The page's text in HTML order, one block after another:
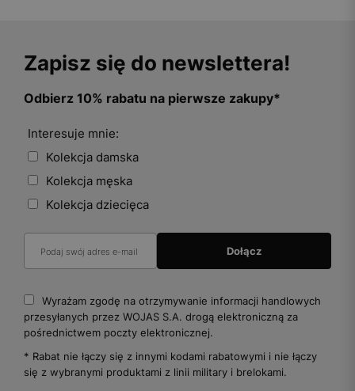
Zapisz się do newslettera!
Odbierz 10% rabatu na pierwsze zakupy*
Interesuje mnie:
Kolekcja damska
Kolekcja męska
Kolekcja dziecięca
Wyrażam zgodę na otrzymywanie informacji handlowych
przesyłanych przez WOJAS S.A. drogą elektroniczną za
pośrednictwem poczty elektronicznej.
* Rabat nie łączy się z innymi kodami rabatowymi i nie łączy
się z wybranymi produktami z linii military i brelokami.